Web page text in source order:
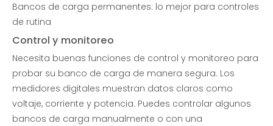
Bancos de carga permanentes: lo mejor para controles
de rutina
Control y monitoreo
Necesita buenas funciones de control y monitoreo para
probar su banco de carga de manera segura. Los
medidores digitales muestran datos claros como
voltaje, corriente y potencia. Puedes controlar algunos
bancos de carga manualmente o con una